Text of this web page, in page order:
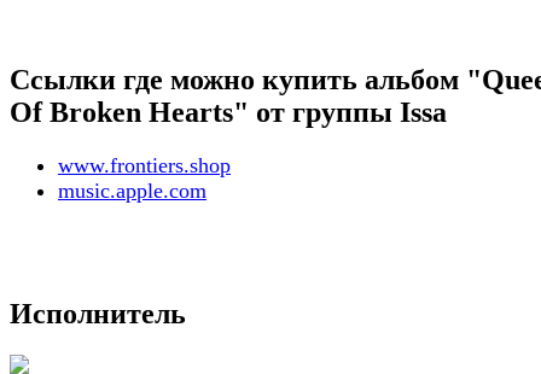
Ссылки где можно купить альбом
Of Broken Hearts" от группы Issa
www.frontiers.shop
music.apple.com
Исполнитель